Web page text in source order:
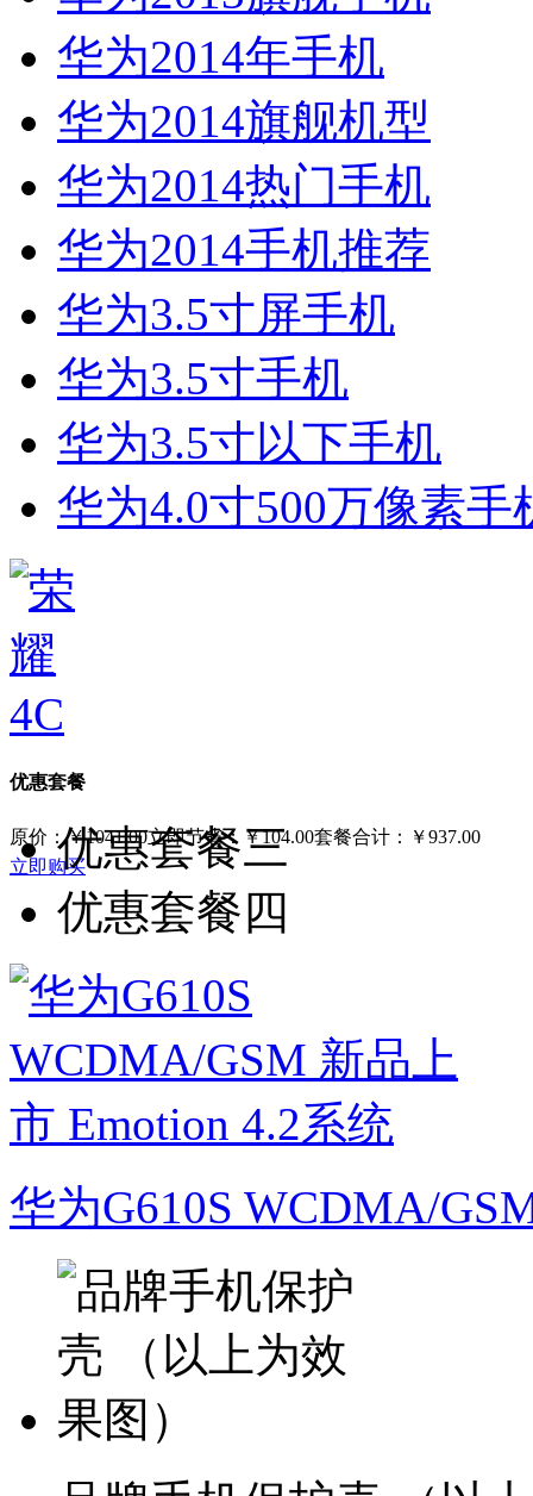
华为2014年手机
华为2014旗舰机型
华为2014热门手机
华为2014手机推荐
华为3.5寸屏手机
华为3.5寸手机
华为3.5寸以下手机
华为4.0寸500万像素手
优惠套餐
原价：￥1041.00立即节省： ￥104.00套餐合计：
￥937.00
立即购买优惠套餐三
优惠套餐四
华为G610S WCDMA/